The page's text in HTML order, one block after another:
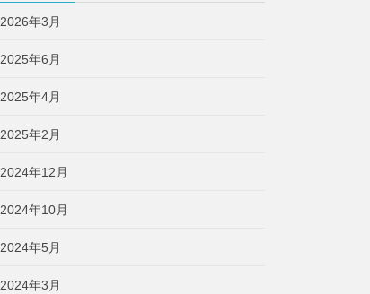
2026年3月
2025年6月
2025年4月
2025年2月
2024年12月
2024年10月
2024年5月
2024年3月